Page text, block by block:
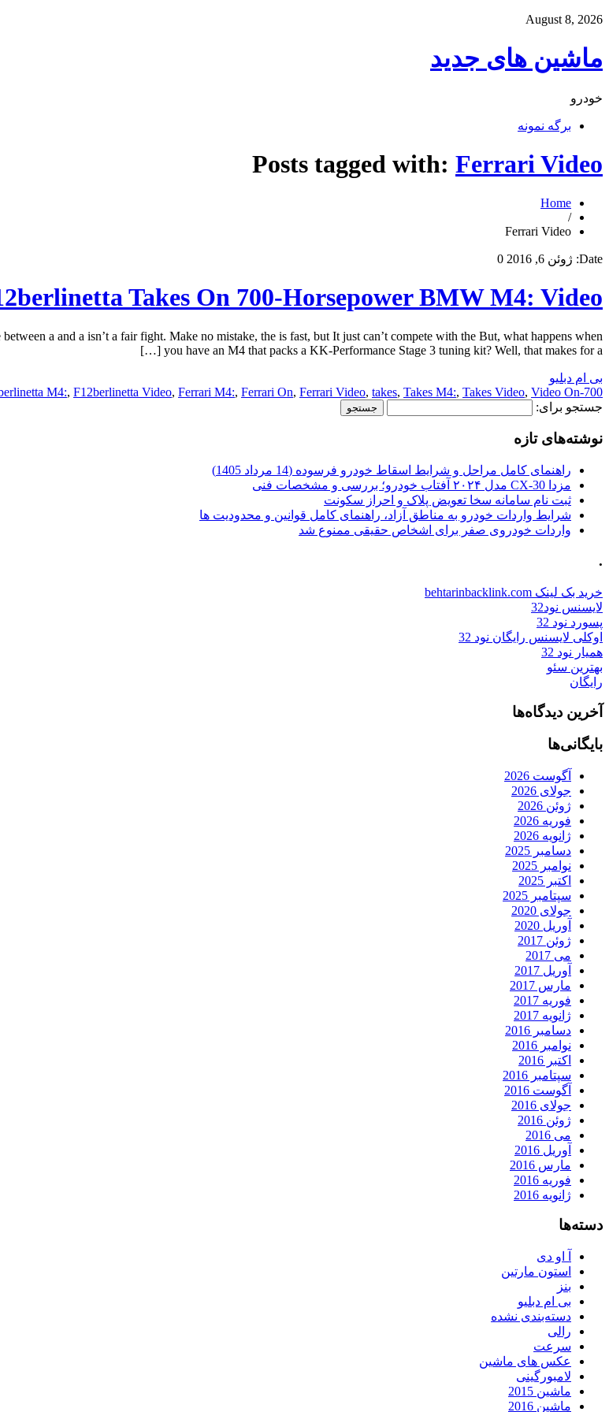
August 8, 2026
ماشین های جدید
خودرو
برگه نمونه
Posts tagged with: Ferrari Video
Home
/
Ferrari Video
Date: ژوئن 6, 2016 0
Takes On 700-Horsepower BMW M4: Video
a and a isn’t a fair fight. Make no mistake, the is fast, but It just can’t compete with the But, what happens when
you have an M4 that packs a KK-Performance Stage 3 tuning kit? Well, that makes for a […]
بی ام دبلیو
700-Horsepower
M4:, F12berlinetta Video, Ferrari M4:, Ferrari On, Ferrari Video, takes, Takes M4:, Takes Video, Video On
جستجو برای:
نوشته‌های تازه
راهنمای کامل مراحل و شرایط اسقاط خودرو فرسوده (14 مرداد 1405)
مزدا CX-30 مدل ۲۰۲۴ آفتاب خودرو؛ بررسی و مشخصات فنی
ثبت نام سامانه سخا تعویض پلاک و احراز سکونت
شرایط واردات خودرو به مناطق آزاد، راهنمای کامل قوانین و محدودیت ها
واردات خودروی صفر برای اشخاص حقیقی ممنوع شد
.
خرید بک لینک behtarinbacklink.com
لایسنس نود32
پسورد نود 32
اوکلی لایسنس رایگان نود 32
همیار نود 32
بهترین سئو
رایگان
آخرین دیدگاه‌ها
بایگانی‌ها
آگوست 2026
جولای 2026
ژوئن 2026
فوریه 2026
ژانویه 2026
دسامبر 2025
نوامبر 2025
اکتبر 2025
سپتامبر 2025
جولای 2020
آوریل 2020
ژوئن 2017
می 2017
آوریل 2017
مارس 2017
فوریه 2017
ژانویه 2017
دسامبر 2016
نوامبر 2016
اکتبر 2016
سپتامبر 2016
آگوست 2016
جولای 2016
ژوئن 2016
می 2016
آوریل 2016
مارس 2016
فوریه 2016
ژانویه 2016
دسته‌ها
آ او دی
استون مارتین
بنز
بی ام دبلیو
دسته‌بندی نشده
رالی
سرعت
عکس های ماشین
لامبورگینی
ماشین 2015
ماشین 2016